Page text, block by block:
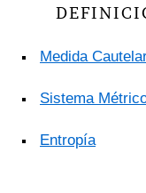
Medida
Sistema
Entropía